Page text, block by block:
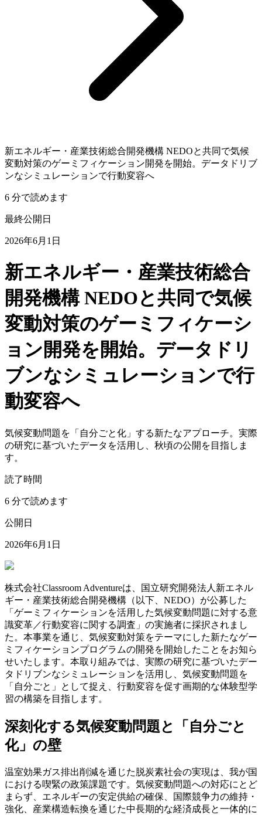
新エネルギー・産業技術総合開発機構 NEDOと共同で気候
変動対策のゲーミフィケーション開発を開始。データドリブ
ンなシミュレーションで行動変容へ
6 分で読めます
最終公開日
2026年6月1日
新エネルギー・産業技術総合
開発機構 NEDOと共同で気候
変動対策のゲーミフィケーシ
ョン開発を開始。データドリ
ブンなシミュレーションで行
動変容へ
気候変動問題を「自分ごと化」する新たなアプローチ。実際
の研究に基づいたデータを活用し、秋頃の公開を目指しま
す。
読了時間
6 分で読めます
公開日
2026年6月1日
株式会社Classroom Adventureは、国立研究開発法人新エネル
ギー・産業技術総合開発機構（以下、NEDO）が公募した
「ゲーミフィケーションを活用した気候変動問題に対する意
識変革／行動変容に関する調査」の実施者に採択されまし
た。本事業を通じ、気候変動対策をテーマにした新たなゲー
ミフィケーションプログラムの開発を開始したことをお知ら
せいたします。本取り組みでは、実際の研究に基づいたデー
タドリブンなシミュレーションを活用し、気候変動問題を
「自分ごと」として捉え、行動変容を促す画期的な体験型学
習の構築を目指します。
深刻化する気候変動問題と「自分ごと
化」の壁
温室効果ガス排出削減を通じた脱炭素社会の実現は、我が国
における喫緊の政策課題です。気候変動問題への対応にとど
まらず、エネルギーの安定供給の確保、国際競争力の維持・
強化、産業構造転換を通じた中長期的な経済成長と一体的に